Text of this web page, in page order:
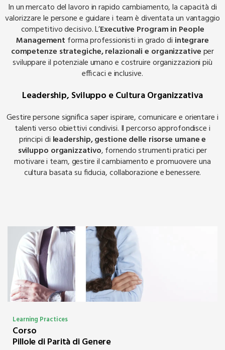
In un mercato del lavoro in rapido cambiamento, la capacità di
valorizzare le persone e guidare i team è diventata un vantaggio
competitivo decisivo. L’Executive Program in People
Management forma professionisti in grado di integrare
competenze strategiche, relazionali e organizzativeper
sviluppare il potenziale umano e costruire organizzazioni più
efficaci e inclusive.
Leadership, Sviluppo e Cultura Organizzativa
Gestire persone significa saper ispirare, comunicare e orientare i
talenti verso obiettivi condivisi. Il percorso approfondisce i
principi di leadership, gestione delle risorse umane e
sviluppo organizzativo, fornendo strumenti pratici per
motivare i team, gestire il cambiamento e promuovere una
cultura basata su fiducia, collaborazione e benessere.
Learning Practices
Corso
Pillole di Parità di Genere